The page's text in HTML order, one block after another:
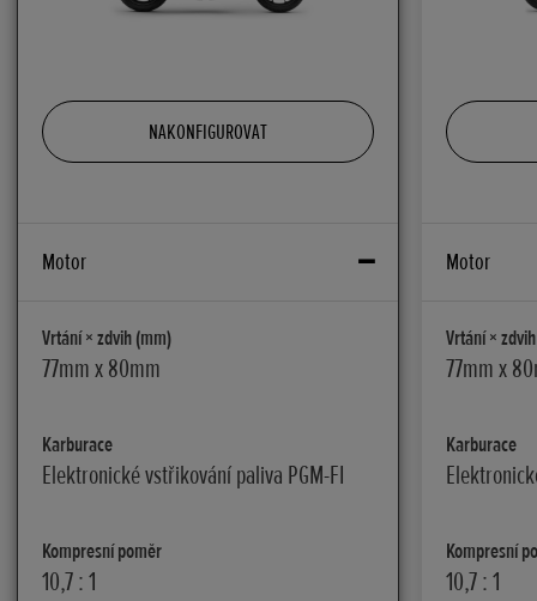
NAKONFIGUROVAT
Motor
Vrtání × zdvih (mm)
77mm x 80mm
Karburace
Elektronické vstřikování paliva PGM-FI
Kompresní poměr
10,7 : 1
Motor
Vrtání ×
77mm x
Karburace
Kompresní
10,7 : 1